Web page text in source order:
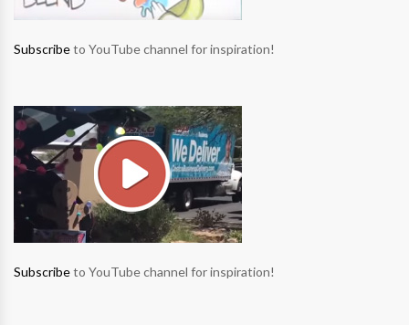
Subscribeto YouTube channel for inspiration!
Subscribeto YouTube channel for inspiration!